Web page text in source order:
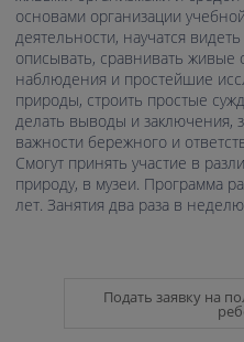
основами организации
деятельности, научатся
описывать, сравнивать живые
наблюдения и простейшие
природы, строить простые
делать выводы и заключения,
важности бережного и
Смогут принять участие в
природу, в музеи. Программа
лет. Занятия два раза в
Подать заявку на